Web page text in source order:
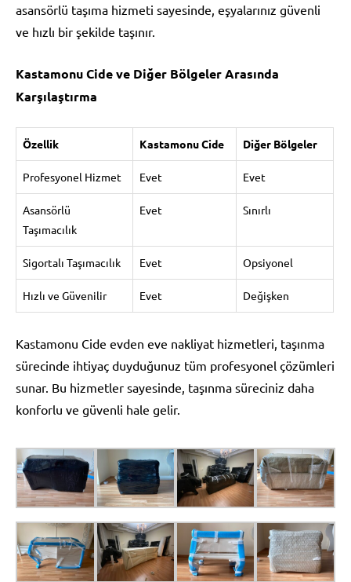
asansörlü taşıma hizmeti sayesinde, eşyalarınız güvenli
ve hızlı bir şekilde taşınır.
Kastamonu Cide ve Diğer Bölgeler Arasında
Karşılaştırma
Özellik Kastamonu Cide Diğer Bölgeler
Profesyonel Hizmet Evet Evet
Asansörlü
Taşımacılık
Evet Sınırlı
Sigortalı Taşımacılık Evet Opsiyonel
Hızlı ve Güvenilir Evet Değişken
Kastamonu Cide evden eve nakliyat hizmetleri, taşınma
sürecinde ihtiyaç duyduğunuz tüm profesyonel çözümleri
sunar. Bu hizmetler sayesinde, taşınma süreciniz daha
konforlu ve güvenli hale gelir.